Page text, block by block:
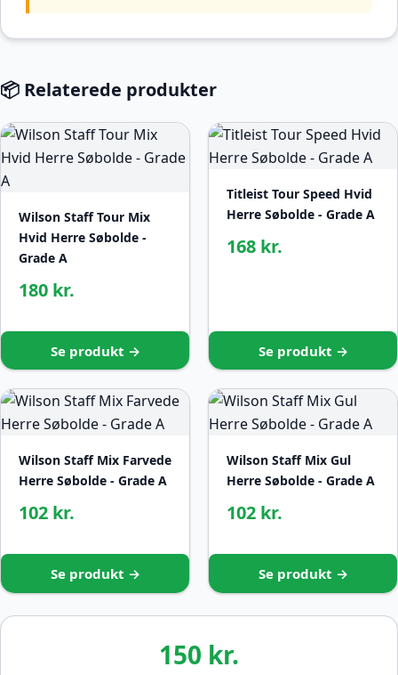
📦 Relaterede produkter
Wilson Staff Tour Mix
Hvid Herre Søbolde -
Grade A
180 kr.
Se produkt →
Titleist Tour Speed Hvid
Herre Søbolde - Grade A
168 kr.
Se produkt →
Wilson Staff Mix Farvede
Herre Søbolde - Grade A
102 kr.
Se produkt →
Wilson Staff Mix Gul
Herre Søbolde - Grade A
102 kr.
Se produkt →
150 kr.